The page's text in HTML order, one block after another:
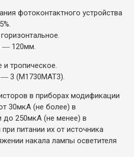
фотоконтактного устройства
― 120мм.
тропическое.
― 3 (М1730МАТ3).
в приборах модификации
30мкА (не более) в
до 250мкА (не менее) в
питании их от источника
накала лампы осветителя